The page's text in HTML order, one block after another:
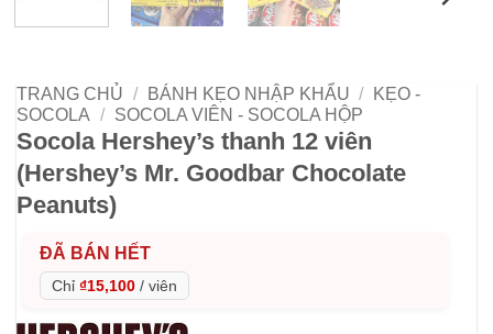
TRANG CHỦ / BÁNH KẸO NHẬP KHẨU /
KẸO -
SOCOLA / SOCOLA VIÊN - SOCOLA HỘP
Socola Hershey’s thanh 12 viên
(Hershey’s Mr. Goodbar Chocolate
Peanuts)
ĐÃ BÁN HẾT
Chỉ ₫15,100 / viên